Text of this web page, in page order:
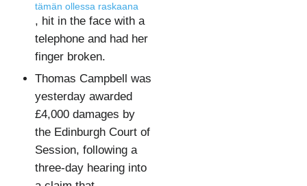
tämän ollessa raskaana
, hit in the face with a
telephone and had her
finger broken.
Thomas Campbell was
yesterday awarded
£4,000 damages by
the Edinburgh Court of
Session, following a
three-day hearing into